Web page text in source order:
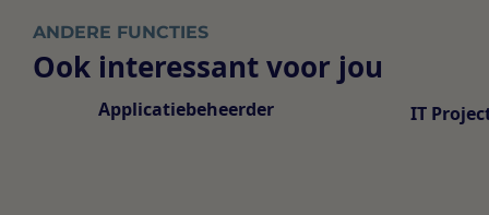
ANDERE FUNCTIES
Ook interessant voor jou
Applicatiebeheerder IT